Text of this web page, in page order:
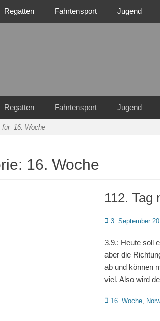
Wasserwandern - Freizeit mit der ganzen Familie
Menü
Regatten Fahrtensport Jugend
Menü
Regatten Fahrtensport Jugend
für 16. Woche
16. Woche
112. Tag
Posted
3. September
3.9.: Heute soll
aber die
ab und können
viel. Also wird
Kategorien
16. Woche,